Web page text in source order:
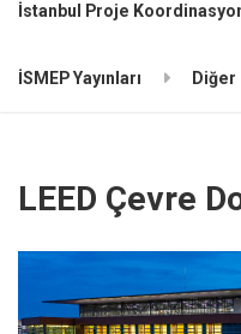
İstanbul Proje
İSMEP Yayınları Diğer
LEED Çevre